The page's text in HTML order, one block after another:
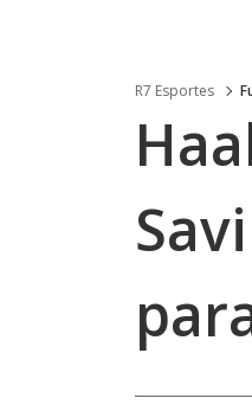
R7 Esportes